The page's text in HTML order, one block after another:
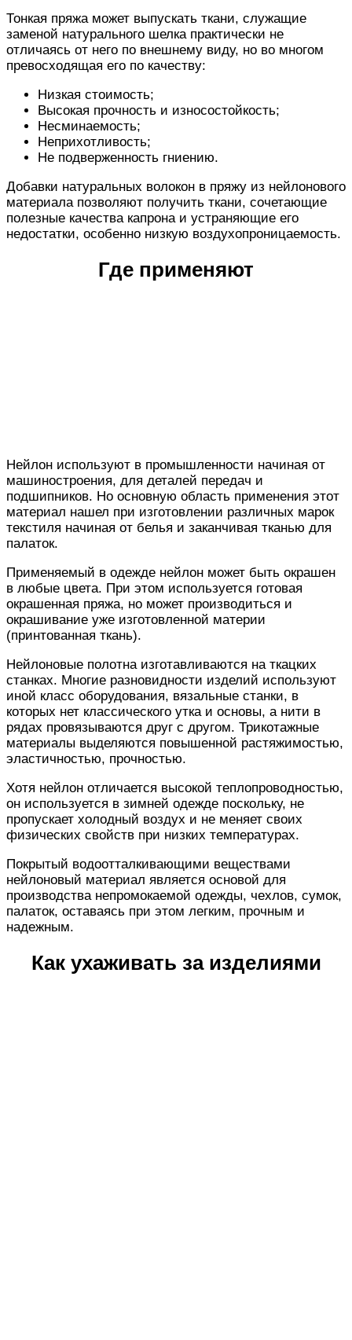
Тонкая пряжа может выпускать ткани, служащие
заменой натурального шелка практически не
отличаясь от него по внешнему виду, но во многом
превосходящая его по качеству:
Низкая стоимость;
Высокая прочность и износостойкость;
Несминаемость;
Неприхотливость;
Не подверженность гниению.
Добавки натуральных волокон в пряжу из нейлонового
материала позволяют получить ткани, сочетающие
полезные качества капрона и устраняющие его
недостатки, особенно низкую воздухопроницаемость.
Где применяют
Нейлон используют в промышленности начиная от
машиностроения, для деталей передач и
подшипников. Но основную область применения этот
материал нашел при изготовлении различных марок
текстиля начиная от белья и заканчивая тканью для
палаток.
Применяемый в одежде нейлон может быть окрашен
в любые цвета. При этом используется готовая
окрашенная пряжа, но может производиться и
окрашивание уже изготовленной материи
(принтованная ткань).
Нейлоновые полотна изготавливаются на ткацких
станках. Многие разновидности изделий используют
иной класс оборудования, вязальные станки, в
которых нет классического утка и основы, а нити в
рядах провязываются друг с другом. Трикотажные
материалы выделяются повышенной растяжимостью,
эластичностью, прочностью.
Хотя нейлон отличается высокой теплопроводностью,
он используется в зимней одежде поскольку, не
пропускает холодный воздух и не меняет своих
физических свойств при низких температурах.
Покрытый водоотталкивающими веществами
нейлоновый материал является основой для
производства непромокаемой одежды, чехлов, сумок,
палаток, оставаясь при этом легким, прочным и
надежным.
Как ухаживать за изделиями